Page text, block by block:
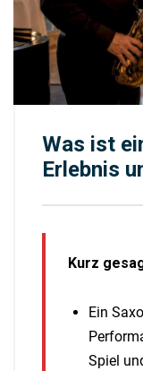
Was ist
Erlebnis
Kurz
Ein
Spiel